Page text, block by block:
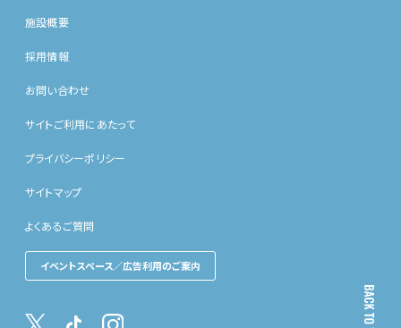
施設概要
採用情報
お問い合わせ
サイトご利用にあたって
プライバシーポリシー
サイトマップ
よくあるご質問
イベントスペース／広告利用のご案内